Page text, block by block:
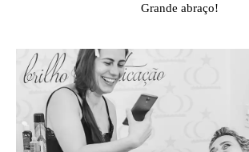
Grande abraço!